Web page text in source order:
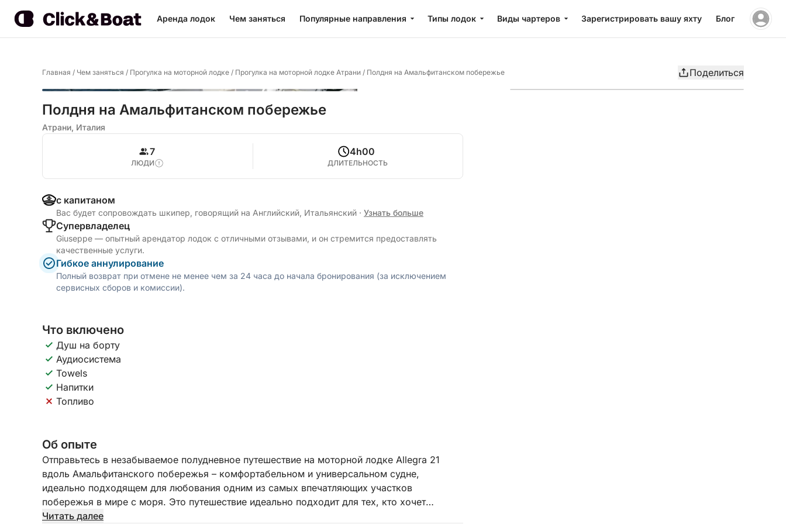
Аренда лодок Чем заняться Популярные направления Типы лодок Виды чартеров Зарегистрировать вашу яхту Блог
Главная / Чем заняться / Прогулка на моторной лодке / Прогулка на моторной лодке Атрани / Полдня на Амальфитанском побережье Поделиться
Полдня на Амальфитанском побережье
Атрани, Италия
7
ЛЮДИ
4h00
ДЛИТЕЛЬНОСТЬ
с капитаном
Вас будет сопровождать шкипер, говорящий на Английский, Итальянский · Узнать больше
Cупервладелец
Giuseppe — опытный арендатор лодок с отличными отзывами, и он стремится предоставлять
качественные услуги.
Гибкое аннулирование
Полный возврат при отмене не менее чем за 24 часа до начала бронирования (за исключением
сервисных сборов и комиссии).
Что включено
Душ на борту
Аудиосистема
Towels
Напитки
Топливо
Об опыте
Отправьтесь в незабываемое полудневное путешествие на моторной лодке Allegra 21
вдоль Амальфитанского побережья – комфортабельном и универсальном судне,
идеально подходящем для любования одним из самых впечатляющих участков
побережья в мире с моря. Это путешествие идеально подходит для тех, кто хочет
насладиться красотой побережья даже при ограниченном времени, не жертвуя при этом
Читать далее